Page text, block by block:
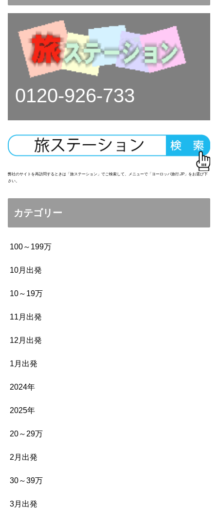
0120-926-733
弊社のサイトを再訪問するときは「旅ステーション」でご検索して、メニューで「ヨーロッパ旅行.JP」をお選び下
さい。
カテゴリー
100～199万
10月出発
10～19万
11月出発
12月出発
1月出発
2024年
2025年
20～29万
2月出発
30～39万
3月出発